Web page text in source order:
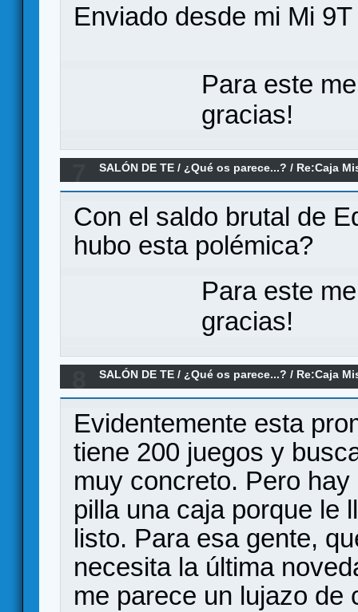
Enviado desde mi Mi
Para este
gracias!
SALÓN DE TE /¿Qué os parece...? / Re:Caja
Con el saldo brutal de
hubo esta polémica?
Para este
gracias!
SALÓN DE TE /¿Qué os parece...? / Re:Caja
Evidentemente esta
tiene 200 juegos y
muy concreto. Pero
pilla una caja porque le
listo. Para esa gente,
necesita la última
me parece un lujazo de